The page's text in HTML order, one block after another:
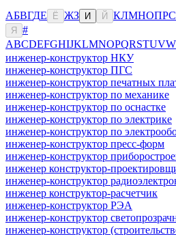
АБВГДЕ Ё ЖЗ И Й КЛМНОПРС
Я
#
ABCDEFGHIJKLMNOPQRSTUVW
инженер-конструктор НКУ
инженер-конструктор ПГС
инженер-конструктор печатных
инженер-конструктор по механике
инженер-конструктор по оснастке
инженер-конструктор по электрике
инженер-конструктор по
инженер-конструктор пресс-форм
инженер-конструктор
инженер конструктор-
инженер-конструктор
инженер конструктор-расчетчик
инженер-конструктор РЭА
инженер-конструктор
инженер-конструктор